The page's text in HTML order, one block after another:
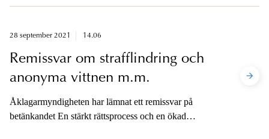
sätt vara inblandade i människorovet. Flera av de
28 september 2021 14.06
Remissvar om strafflindring och
anonyma vittnen m.m.
Åklagarmyndigheten har lämnat ett remissvar på
betänkandet En stärkt rättsprocess och en ökad